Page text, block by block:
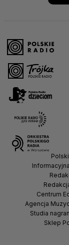
Centrum
Agencja
Studia
Sklep